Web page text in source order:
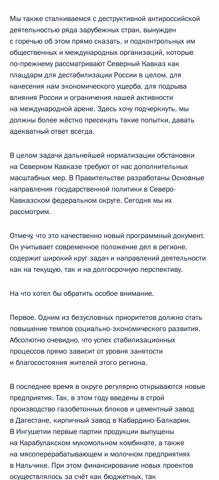
Мы также сталкиваемся с деструктивной антироссийской
деятельностью ряда зарубежных стран, вынужден
с горечью об этом прямо сказать, и подконтрольных им
общественных и международных организаций, которые
по‑прежнему рассматривают Северный Кавказ как
плацдарм для дестабилизации России в целом, для
нанесения нам экономического ущерба, для подрыва
влияния России и ограничения нашей активности
на международной арене. Здесь хочу подчеркнуть, мы
должны более жёстко пресекать такие попытки, давать
адекватный ответ всегда.
В целом задачи дальнейшей нормализации обстановки
на Северном Кавказе требуют от нас дополнительных
масштабных мер. В Правительстве разработаны Основные
направления государственной политики в Северо-
Кавказском федеральном округе. Сегодня мы их
рассмотрим.
Отмечу, что это качественно новый программный документ.
Он учитывает современное положение дел в регионе,
содержит широкий круг задач и направлений деятельности
как на текущую, так и на долгосрочную перспективу.
На что хотел бы обратить особое внимание.
Первое. Одним из безусловных приоритетов должно стать
повышение темпов социально-экономического развития.
Абсолютно очевидно, что успех стабилизационных
процессов прямо зависит от уровня занятости
и благосостояния жителей этого региона.
В последнее время в округе регулярно открываются новые
предприятия. Так, в этом году введены в строй
производство газобетонных блоков и цементный завод
в Дагестане, кирпичный завод в Кабардино-Балкарии.
В Ингушетии первые партии продукции выпущены
на Карабулакском мукомольном комбинате, а также
на мясоперерабатывающем и молочном предприятиях
в Нальчике. При этом финансирование новых проектов
осуществлялось за счёт как бюджетных, так